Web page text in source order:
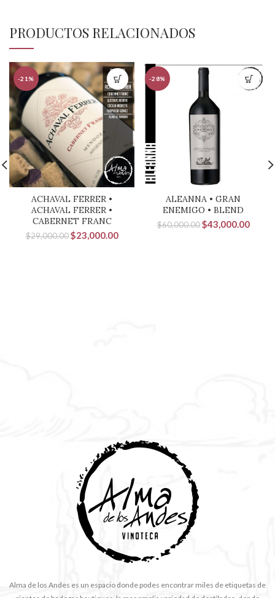
PRODUCTOS RELACIONADOS
-21%
ACHAVAL FERRER •
ACHAVAL FERRER •
CABERNET FRANC
$29,000.00 El
$23,000.00El
-28%
ALEANNA • GRAN
ENEMIGO • BLEND
$60,000.00 El
$43,000.00El
Alma de los Andes es un espacio donde podes encontrar miles de etiquetas de